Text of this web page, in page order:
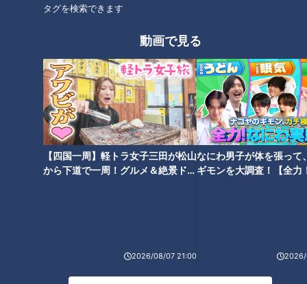
タグを検索できます
動画で見る
【四国一周】軽トラ女子三田が松山
から下道で一周！グルメ＆絶景ドラ
2026/08/07 21:00
なにわ男子が体を張って
ギモンを大調査！【全力
2026/
ラーメン数珠つなぎ第三弾！
麺、スープ、トッピングすべて
の調和がとれた上質な味「麺道
ひとひら」
辛ウマ「皿台湾」が人気！行列
ができる町中華「人生餃子」
タグ
グルメ ラーメン 麺屋 伊藤